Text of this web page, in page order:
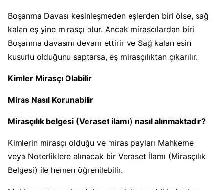
Boşanma Davası kesinleşmeden eşlerden biri ölse, sağ
kalan eş yine mirasçı olur. Ancak mirasçılardan biri
Boşanma davasını devam ettirir ve Sağ kalan esin
kusurlu olduğunu saptarsa, eş mirasçılıktan çıkarılır.
Kimler Mirasçı Olabilir
Miras Nasıl Korunabilir
Mirasçılık belgesi (Veraset ilamı) nasıl alınmaktadır?
Kimlerin mirasçı olduğu ve miras payları Mahkeme
veya Noterliklere alınacak bir Veraset İlamı (Mirasçılık
Belgesi) ile hemen öğrenilebilir.